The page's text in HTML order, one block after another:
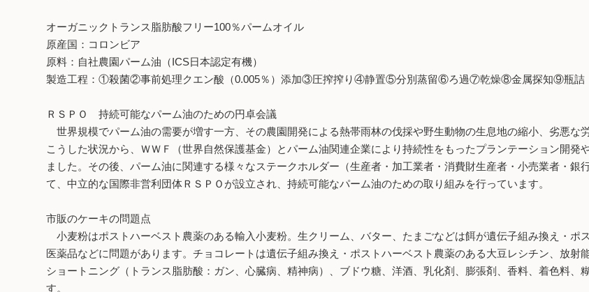
オーガニックトランス脂肪酸フリー100％パームオイル
原産国：コロンビア
原料：自社農園パーム油（ICS日本認定有機）
製造工程：①殺菌②事前処理クエン酸（0.005％）添加③圧搾搾り④静置⑤分別蒸留⑥ろ過⑦乾燥⑧金属探知⑨瓶詰
ＲＳＰＯ 持続可能なパーム油のための円卓会議
世界規模でパーム油の需要が増す一方、その農園開発による熱帯雨林の伐採や野生動物の生息地の縮小、劣悪な
こうした状況から、ＷＷＦ（世界自然保護基金）とパーム油関連企業により持続性をもったプランテーション開
ました。その後、パーム油に関連する様々なステークホルダー（生産者・加工業者・消費財生産者・小売業者・
て、中立的な国際非営利団体ＲＳＰＯが設立され、持続可能なパーム油のための取り組みを行っています。
市販のケーキの問題点
小麦粉はポストハーベスト農薬のある輸入小麦粉。生クリーム、バター、たまごなどは餌が遺伝子組み換え・ポ
医薬品などに問題があります。チョコレートは遺伝子組み換え・ポストハーベスト農薬のある大豆レシチン、放
ショートニング（トランス脂肪酸：ガン、心臓病、精神病）、ブドウ糖、洋酒、乳化剤、膨張剤、香料、着色料、
す。